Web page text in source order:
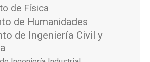
de Física
de Humanidades
de Ingeniería Civil y